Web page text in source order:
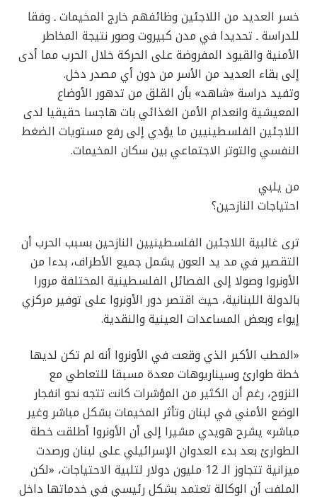
خسر العديد من اللاجئين وظائفهم خارج المخيمات ـ وفقا
للدراسة ـ تحديدا في مدن كبيروت وصور نتيجة المخاطر
الأمنية والقيود المفروضة على الحركة خلال الحرب مما أدى
إلى بقاء العديد من الأسر من دون أي مصدر دخل.
وتفيد دراسة «شاهد» بأن القلق من تدهور الأوضاع
المعيشية وانعدام الأمن الغذائي بات هاجسا حقيقيا لدى
اللاجئين الفلسطينيين ما يؤدي إلى رفع مستويات الضغط
النفسي والتوتر الاجتماعي بين سكان المخيمات.
من يلبي
احتياجات النازحين؟
ترى غالبية اللاجئين الفلسطينيين النازحين بسبب الحرب أن
التقصير في مد يد العون يشمل جميع الأطراف، بدءا من
الأونروا وصولا إلى الفصائل الفلسطينية المختلفة مرورا
بالدولة اللبنانية، حيث اقتصر دور الأونروا على توفير مركزي
إيواء وبعض المساعدات العينية والنقدية.
«المطب الأكبر الذي وقعت في الأونروا أنه لم تكن لديها
خطة طوارئ وسيناريوهات معدة مسبقا للتعاطي مع
النزوح، رغم أن الكثير من المؤشرات كانت تتجه نحو انفجار
الوضع الأمني في لبنان وتأثر المخيمات بشكل مباشر وغير
مباشر» يشرح هويدي مشيرا إلى أن الأونروا أطلقت خطة
الطوارئ بعد بدء العدوان الإسرائيلي على لبنان ورصدت
ميزانية تتجاوز الـ 12 مليون دولار لتلبية الاحتياجات، «لكن
الملفت أن الوكالة تعتمد بشكل رئيسي في خدماتها داخل